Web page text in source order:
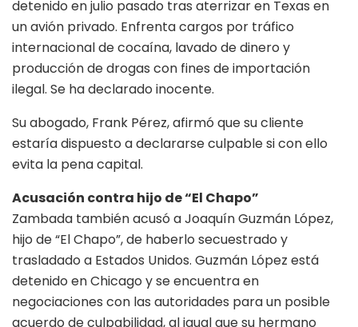
detenido en julio pasado tras aterrizar en Texas en
un avión privado. Enfrenta cargos por tráfico
internacional de cocaína, lavado de dinero y
producción de drogas con fines de importación
ilegal. Se ha declarado inocente.
Su abogado, Frank Pérez, afirmó que su cliente
estaría dispuesto a declararse culpable si con ello
evita la pena capital.
Acusación contra hijo de “El Chapo”
Zambada también acusó a Joaquín Guzmán López,
hijo de “El Chapo”, de haberlo secuestrado y
trasladado a Estados Unidos. Guzmán López está
detenido en Chicago y se encuentra en
negociaciones con las autoridades para un posible
acuerdo de culpabilidad, al igual que su hermano